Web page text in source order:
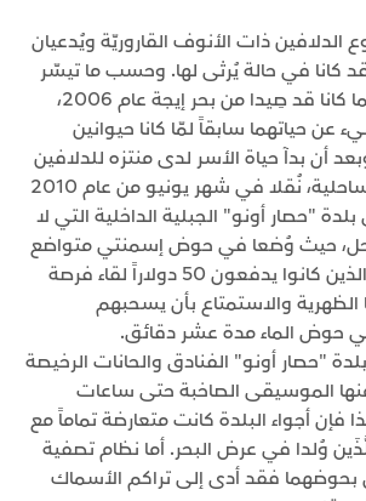
الدلافين ذات الأنوف القاروريّة ويُدعيان
كانا في حالة يُرثى لها. وحسب ما تيسّر
من معلومات، فإنهما كانا قد صِيدا من بحر إيجة عام 2006،
عن حياتهما سابقاً لمّا كانا حيوانين
أن بدآ حياة الأسر لدى منتزه للدلافين
في بلدة "كاش" الساحلية، نُقلا في شهر يونيو من عام 2010
"حصار أونو" الجبلية الداخلية التي لا
حيث وُضعا في حوض إسمنتي متواضع
للترفيه عن السيّاح الذين كانوا يدفعون 50 دولاراً لقاء فرصة
الظهرية والاستمتاع بأن يسحبهم
حوض الماء مدة عشر دقائق.
"حصار أونو" الفنادق والحانات الرخيصة
الموسيقى الصاخبة حتى ساعات
فإن أجواء البلدة كانت متعارضة تماماً مع
وُلدا في عرض البحر. أما نظام تصفية
بحوضهما فقد أدى إلى تراكم الأسماك